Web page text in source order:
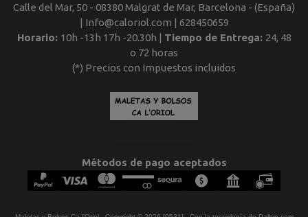
Calle del Mar, 50 - 08380 Malgrat de Mar, Barcelona - (España)
| Info@caloriol.com | 628450659
Horario: 10h -13h 17h -20.30h | Tiempo de Entrega: 24, 48
o 72 horas
(*) Precios con Impuestos incluidos
Métodos de pago aceptados